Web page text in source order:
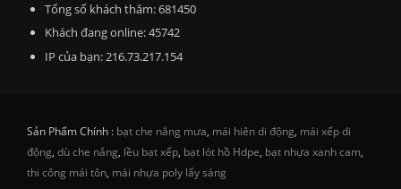
Tổng số khách thăm: 681450
Khách đang online: 45742
IP của bạn: 216.73.217.154
Sản Phẩm Chính : bạt che nắng mưa, mái hiên di động, mái xếp di
động, dù che nắng, lều bạt xếp, bạt lót hồ Hdpe, bạt nhựa xanh cam,
thi công mái tôn, mái nhựa poly lấy sáng